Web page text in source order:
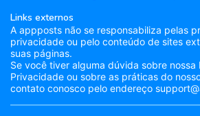
Links externos
A appposts não se responsabiliza pelas
privacidade ou pelo conteúdo de sites
suas páginas.
Se você tiver alguma dúvida sobre nossa
Privacidade ou sobre as práticas do
contato conosco pelo endereço